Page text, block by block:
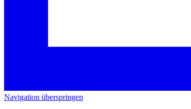
Navigation überspringen